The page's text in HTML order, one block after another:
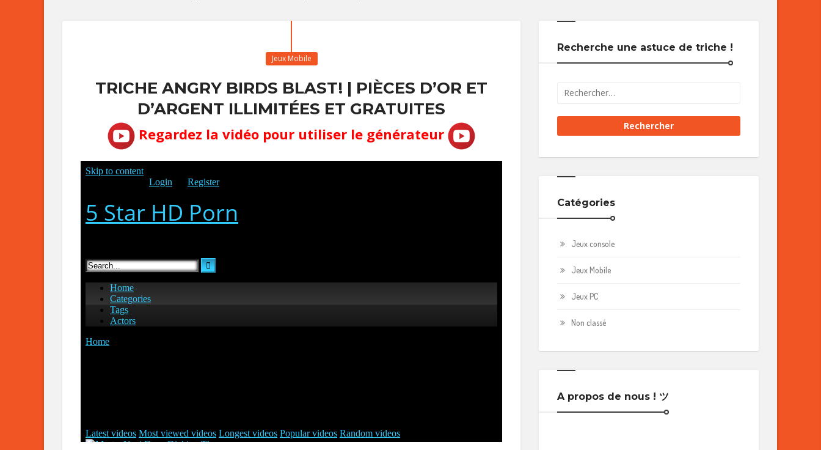
Jeux Mobile
TRICHE ANGRY BIRDS BLAST! | PIÈCES D’OR ET
D’ARGENT ILLIMITÉES ET GRATUITES
Regardez la vidéo pour utiliser le générateur
Recherche une astuce de triche !
Catégories
Jeux console
Jeux Mobile
Jeux PC
Non classé
A propos de nous ! ツ